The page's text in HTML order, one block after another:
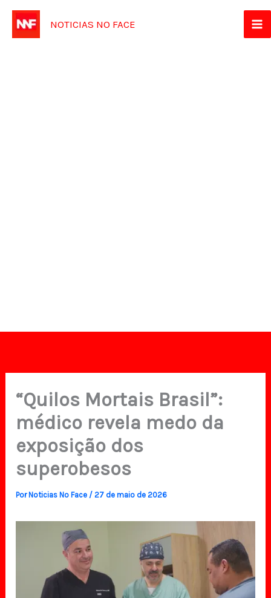
para
NOTICIAS NO FACE
“Quilos Mortais Brasil”:
médico revela medo da
exposição dos
superobesos
PorNoticias No Face /27 de maio de 2026